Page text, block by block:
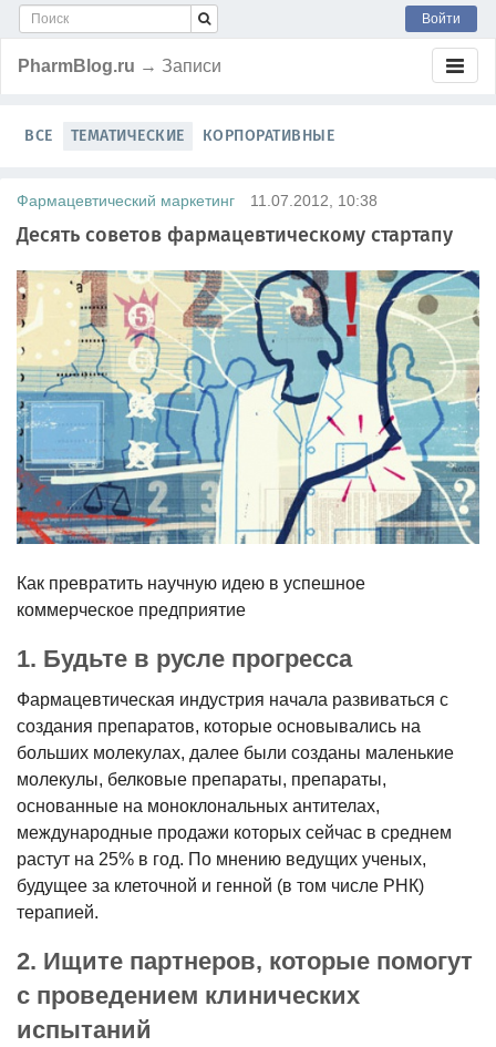
Войти
PharmBlog.ru → Записи
ВСЕ ТЕМАТИЧЕСКИЕ КОРПОРАТИВНЫЕ
Фармацевтический маркетинг 11.07.2012, 10:38
Десять советов фармацевтическому стартапу
Как превратить научную идею в успешное
коммерческое предприятие
1. Будьте в русле прогресса
Фармацевтическая индустрия начала развиваться с
создания препаратов, которые основывались на
больших молекулах, далее были созданы маленькие
молекулы, белковые препараты, препараты,
основанные на моноклональных антителах,
международные продажи которых сейчас в среднем
растут на 25% в год. По мнению ведущих ученых,
будущее за клеточной и генной (в том числе РНК)
терапией.
2. Ищите партнеров, которые помогут
с проведением клинических
испытаний